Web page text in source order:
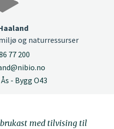
og naturressurser
77 200
- Bygg O43
med tilvising til